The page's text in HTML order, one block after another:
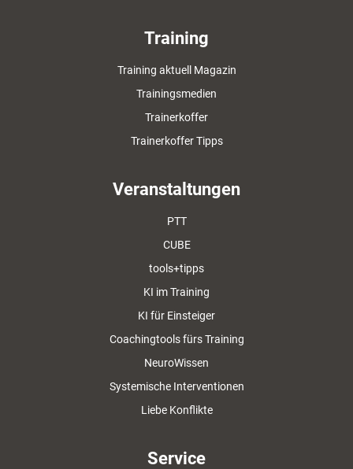
Training
Training aktuell Magazin
Trainingsmedien
Trainerkoffer
Trainerkoffer Tipps
Veranstaltungen
PTT
CUBE
tools+tipps
KI im Training
KI für Einsteiger
Coachingtools fürs Training
NeuroWissen
Systemische Interventionen
Liebe Konflikte
Service